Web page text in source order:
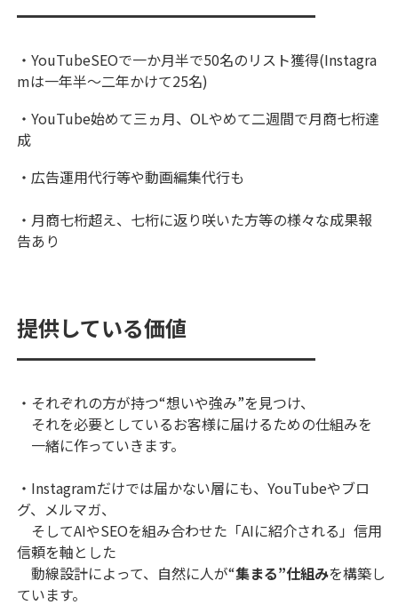
━━━━━━━━━━━━━━
・YouTubeSEOで一か月半で50名のリスト獲得(Instagra
mは一年半～二年かけて25名)
・YouTube始めて三ヵ月、OLやめて二週間で月商七桁達
成
・広告運用代行等や動画編集代行も
・月商七桁超え、七桁に返り咲いた方等の様々な成果報
告あり
提供している価値
━━━━━━━━━━━━━━
・それぞれの方が持つ“想いや強み”を見つけ、
それを必要としているお客様に届けるための仕組みを
一緒に作っていきます。
・Instagramだけでは届かない層にも、YouTubeやブロ
グ、メルマガ、
そしてAIやSEOを組み合わせた「AIに紹介される」信用
信頼を軸とした
動線設計によって、自然に人が“集まる”仕組みを構築し
ています。